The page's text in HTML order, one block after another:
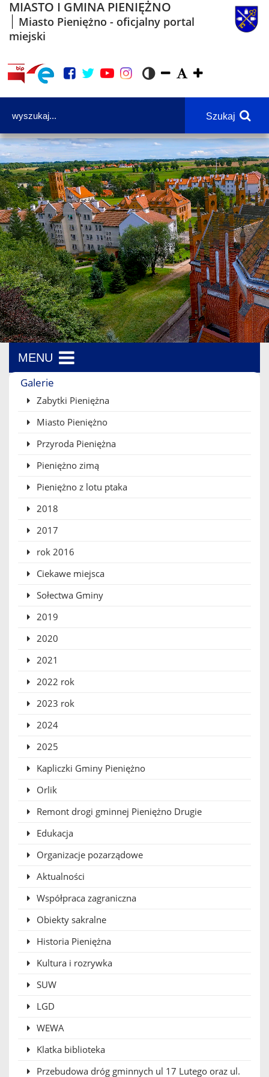
MIASTO I GMINA PIENIĘŻNO
Miasto Pieniężno - oficjalny portal
miejski
Szukaj
MENU
Menu boczne
Galerie
Zabytki Pieniężna
Miasto Pieniężno
Przyroda Pieniężna
Pieniężno zimą
Pieniężno z lotu ptaka
2018
2017
rok 2016
Ciekawe miejsca
Sołectwa Gminy
2019
2020
2021
2022 rok
2023 rok
2024
2025
Kapliczki Gminy Pieniężno
Orlik
Remont drogi gminnej Pieniężno Drugie
Edukacja
Organizacje pozarządowe
Aktualności
Współpraca zagraniczna
Obiekty sakralne
Historia Pieniężna
Kultura i rozrywka
SUW
LGD
WEWA
Klatka biblioteka
Przebudowa dróg gminnych ul 17 Lutego oraz ul.